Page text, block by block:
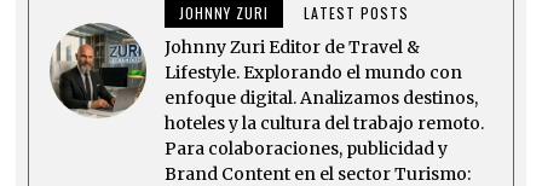
JOHNNY ZURI LATEST POSTS
Johnny Zuri Editor de Travel &
Lifestyle. Explorando el mundo con
enfoque digital. Analizamos destinos,
hoteles y la cultura del trabajo remoto.
Para colaboraciones, publicidad y
Brand Content en el sector Turismo: